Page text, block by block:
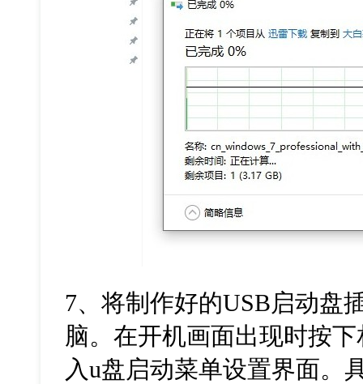
7、将制作好的USB启动盘
脑。在开机画面出现时按
入u盘启动菜单设置界面。